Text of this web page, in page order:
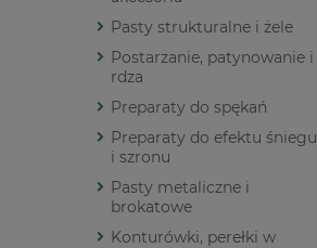
Pasty strukturalne i żele
Postarzanie, patynowanie i
rdza
Preparaty do spękań
Preparaty do efektu śniegu
i szronu
Pasty metaliczne i
brokatowe
Konturówki, perełki w